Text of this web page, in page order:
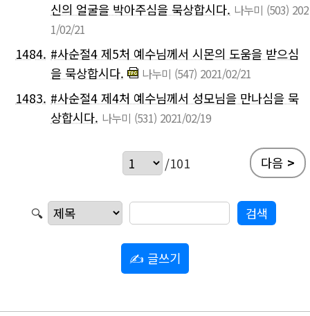
신의 얼굴을 박아주심을 묵상합시다. 나누미 (503) 202
1/02/21
1484. #사순절4 제5처 예수님께서 시몬의 도움을 받으심
을 묵상합시다.
나누미 (547) 2021/02/21
1483. #사순절4 제4처 예수님께서 성모님을 만나심을 묵
상합시다. 나누미 (531) 2021/02/19
/101 다음 >
🔍
✍ 글쓰기